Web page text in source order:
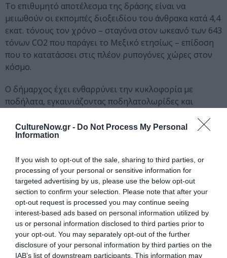
CultureNow.gr - Do Not Process My Personal
Information
If you wish to opt-out of the sale, sharing to third parties, or
processing of your personal or sensitive information for
targeted advertising by us, please use the below opt-out
section to confirm your selection. Please note that after your
opt-out request is processed you may continue seeing
interest-based ads based on personal information utilized by
us or personal information disclosed to third parties prior to
your opt-out. You may separately opt-out of the further
disclosure of your personal information by third parties on the
IAB’s list of downstream participants. This information may
Το επιθυμητό αποτέλεσμα της δράσης είναι να
μειωθούν οι εκπομπές διοξειδίου του άνθρακα κατά 4,4
εκατ. τόνους τον χρόνο – σταγόνα στον ωκεανό των 643
τόνων CO2 που παράγει το Μεξικό ετησίως – επίδοση
που το κατατάσσει στις πλέον ρυπογόνες χώρες στον
κόσμο.
Ο δήμαρχος έχει ενθαρρύνει την κυκλοφορία με
ποδήλατα, εγκαινιάζοντας ποδηλατολωρίδες και
ελεύθερες για τους ποδηλάτες. Στο πρόγραμμά του
επίσης περιλαμβάνεται η εκσκαφή και νέας γραμμής
Ακολουθήστε το Culturenow.gr στοGoogle News
μάθετε πρώτοι όλες τις ειδήσεις
Δείτε όλα τατελευταία νέαγια την Τέχνη και τον
Πολιτισμό στοCulturenow.gr
Νέοι Διαγωνισμοί ❯